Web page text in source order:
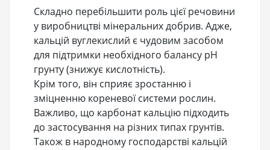
Складно перебільшити роль цієї речовини
у виробництві мінеральних добрив. Адже,
кальцій вуглекислий є чудовим засобом
для підтримки необхідного балансу рН
грунту (знижує кислотність).
Крім того, він сприяє зростанню і
зміцненню кореневої системи рослин.
Важливо, що карбонат кальцію підходить
до застосування на різних типах грунтів.
Також в народному господарстві кальцій